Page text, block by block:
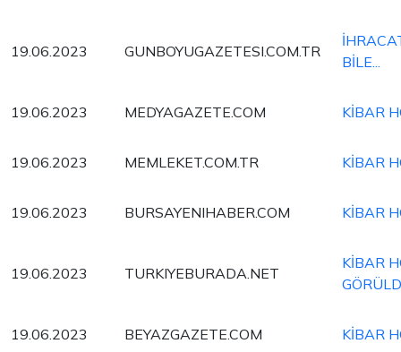
19.06.2023 GUNBOYUGAZETESI.COM.TR
BİLE...
19.06.2023 MEDYAGAZETE.COM KİBAR
19.06.2023 MEMLEKET.COM.TR KİBAR
19.06.2023 BURSAYENIHABER.COM KİBAR
19.06.2023 TURKIYEBURADA.NET
KİBAR
19.06.2023 BEYAZGAZETE.COM KİBAR